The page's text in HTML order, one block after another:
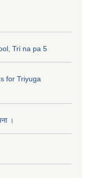
Tri na pa 5
for Triyuga
।